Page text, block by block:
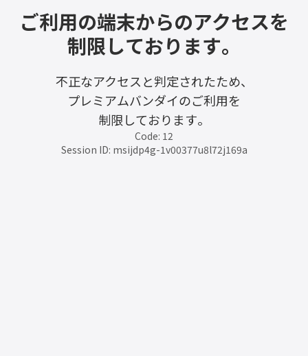
ご利用の端末からのアクセスを
制限しております。
不正なアクセスと判定されたため、
プレミアムバンダイのご利用を
制限しております。
Code: 12
Session ID: msijdp4g-1v00377u8l72j169a